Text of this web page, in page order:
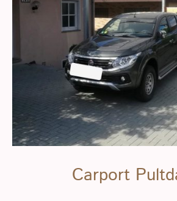
Carport